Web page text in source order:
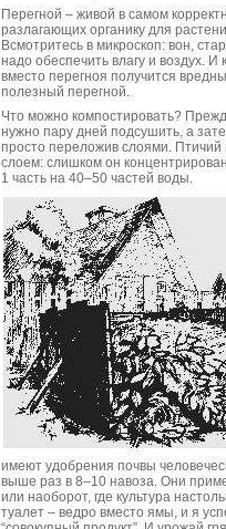
Перегной – живой в самом
разлагающих органику для
Всмотритесь в микроскоп: вон,
надо обеспечить влагу и воздух.
вместо перегноя получится
полезный перегной.
Что можно компостировать?
нужно пару дней подсушить, а
просто переложив слоями.
слоем: слишком он
1 часть на 40–50 частей воды.
имеют удобрения почвы
выше раз в 8–10 навоза. Они
или наоборот, где культура
туалет – ведро вместо ямы, и я